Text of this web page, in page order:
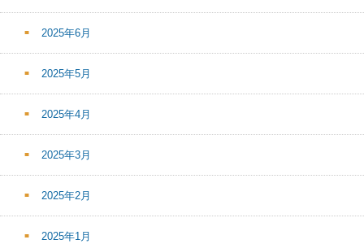
2025年6月
2025年5月
2025年4月
2025年3月
2025年2月
2025年1月